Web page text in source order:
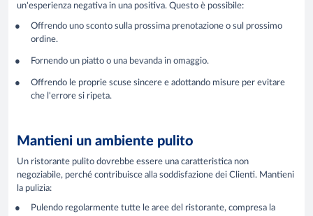
un'esperienza negativa in una positiva. Questo è possibile:
Offrendo uno sconto sulla prossima prenotazione o sul prossimo
ordine.
Fornendo un piatto o una bevanda in omaggio.
Offrendo le proprie scuse sincere e adottando misure per evitare
che l'errore si ripeta.
Mantieni un ambiente pulito
Un ristorante pulito dovrebbe essere una caratteristica non
negoziabile, perché contribuisce alla soddisfazione dei Clienti. Mantieni
la pulizia:
Pulendo regolarmente tutte le aree del ristorante, compresa la